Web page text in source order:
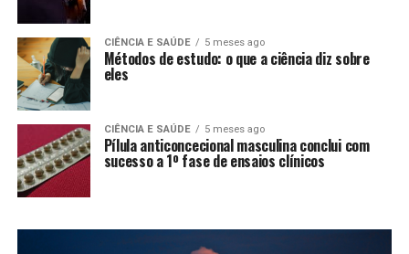
CIÊNCIA E SAÚDE 5 meses ago
Métodos de estudo: o que a ciência diz sobre
eles
CIÊNCIA E SAÚDE 5 meses ago
Pílula anticoncecional masculina conclui com
sucesso a 1º fase de ensaios clínicos